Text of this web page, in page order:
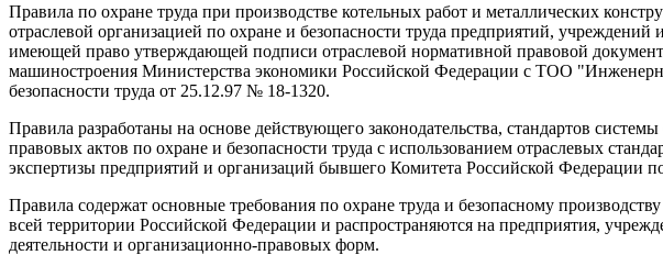
Правила по охране труда при производстве котельных работ и металлических
отраслевой организацией по охране и безопасности труда предприятий,
имеющей право утверждающей подписи отраслевой нормативной правовой
машиностроения Министерства экономики Российской Федерации с ТОО
безопасности труда от 25.12.97 № 18-1320.
Правила разработаны на основе действующего законодательства, стандартов
правовых актов по охране и безопасности труда с использованием отраслевых
экспертизы предприятий и организаций бывшего Комитета Российской Федерации
Правила содержат основные требования по охране труда и безопасному
всей территории Российской Федерации и распространяются на предприятия,
деятельности и организационно-правовых форм.